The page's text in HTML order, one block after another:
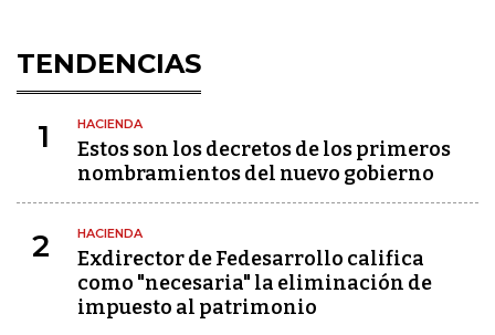
TENDENCIAS
1 HACIENDA
Estos son los decretos de los primeros
nombramientos del nuevo gobierno
2 HACIENDA
Exdirector de Fedesarrollo califica
como "necesaria" la eliminación de
impuesto al patrimonio